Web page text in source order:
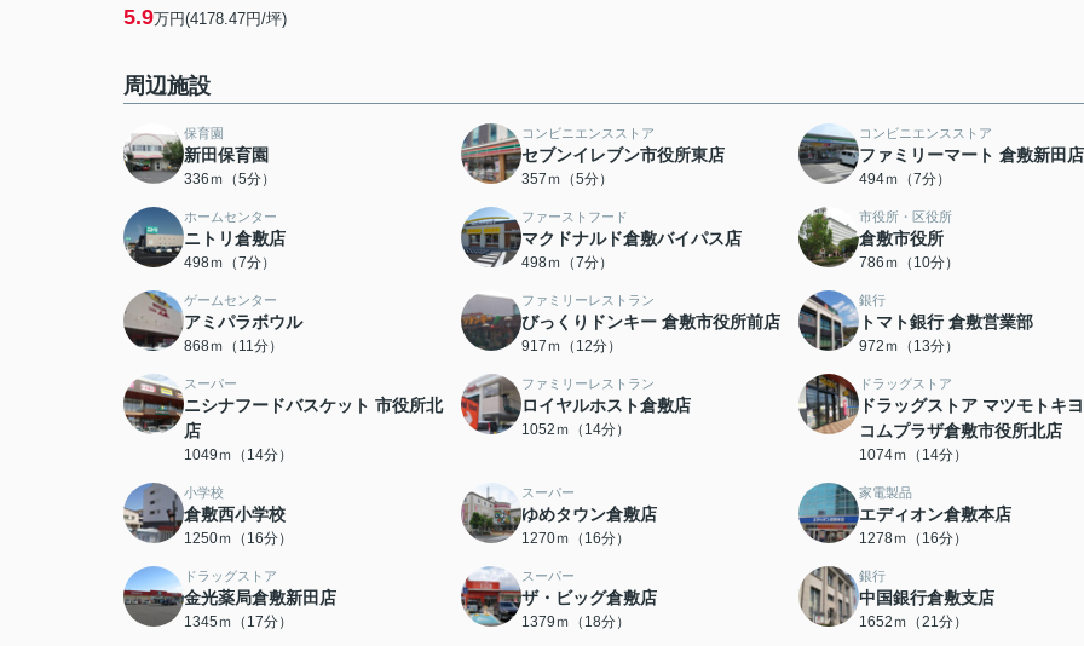
5.9万円(4178.47円/坪)
周辺施設
保育園
新田保育園
336ｍ（5分）
コンビニエンスストア
セブンイレブン市役所東店
357ｍ（5分）
コンビニエンスストア
ファミリーマート 倉敷新田店
494ｍ（7分）
ホームセンター
ニトリ倉敷店
498ｍ（7分）
ファーストフード
マクドナルド倉敷バイパス店
498ｍ（7分）
市役所・区役所
倉敷市役所
786ｍ（10分）
ゲームセンター
アミパラボウル
868ｍ（11分）
ファミリーレストラン
びっくりドンキー 倉敷市役所前店
917ｍ（12分）
銀行
トマト銀行 倉敷営業部
972ｍ（13分）
スーパー
ニシナフードバスケット 市役所北
店
1049ｍ（14分）
ファミリーレストラン
ロイヤルホスト倉敷店
1052ｍ（14分）
ドラッグストア
ドラッグストア マツモトキ
コムプラザ倉敷市役所北店
1074ｍ（14分）
小学校
倉敷西小学校
1250ｍ（16分）
スーパー
ゆめタウン倉敷店
1270ｍ（16分）
家電製品
エディオン倉敷本店
1278ｍ（16分）
ドラッグストア
金光薬局倉敷新田店
1345ｍ（17分）
スーパー
ザ・ビッグ倉敷店
1379ｍ（18分）
銀行
中国銀行倉敷支店
1652ｍ（21分）